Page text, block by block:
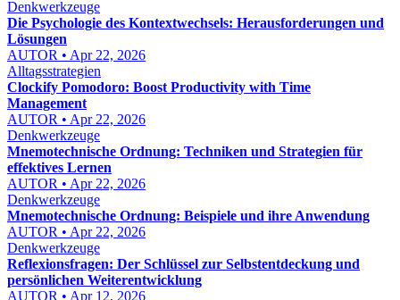
Denkwerkzeuge
Die Psychologie des Kontextwechsels: Herausforderungen und
Lösungen
AUTOR • Apr 22, 2026
Alltagsstrategien
Clockify Pomodoro: Boost Productivity with Time
Management
AUTOR • Apr 22, 2026
Denkwerkzeuge
Mnemotechnische Ordnung: Techniken und Strategien für
effektives Lernen
AUTOR • Apr 22, 2026
Denkwerkzeuge
Mnemotechnische Ordnung: Beispiele und ihre Anwendung
AUTOR • Apr 22, 2026
Denkwerkzeuge
Reflexionsfragen: Der Schlüssel zur Selbstentdeckung und
persönlichen Weiterentwicklung
AUTOR • Apr 12, 2026